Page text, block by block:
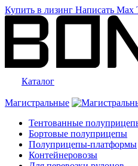
Купить в лизинг Написать Max
Каталог
Магистральные
Тентованные
Бортовые полуприцепы
Полуприцепы-платформы
Контейнеровозы